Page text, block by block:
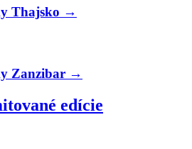
Thajsko →
Zanzibar →
edície